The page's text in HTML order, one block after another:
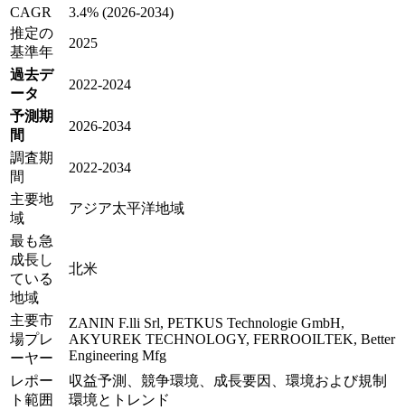
CAGR
3.4% (2026-2034)
推定の
基準年
2025
過去デ
ータ
2022-2024
予測期
間
2026-2034
調査期
間
2022-2034
主要地
域
アジア太平洋地域
最も急
成長し
ている
地域
北米
主要市
場プレ
ーヤー
ZANIN F.lli Srl, PETKUS Technologie GmbH,
AKYUREK TECHNOLOGY, FERROOILTEK, Better
Engineering Mfg
レポー
ト範囲
収益予測、競争環境、成長要因、環境および規制
環境とトレンド